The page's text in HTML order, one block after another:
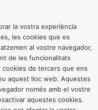
la vostra experiència
les cookies que es
al vostre navegador,
de les funcionalitats
cookies de tercers que ens
aquest lloc web. Aquestes
només amb el vostre
aquestes cookies.